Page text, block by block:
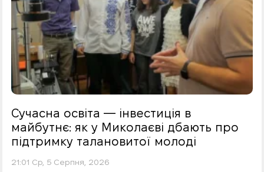
Сучасна освіта — інвестиція в
майбутнє: як у Миколаєві дбають про
підтримку талановитої молоді
21:01 Ср, 5 Серпня, 2026